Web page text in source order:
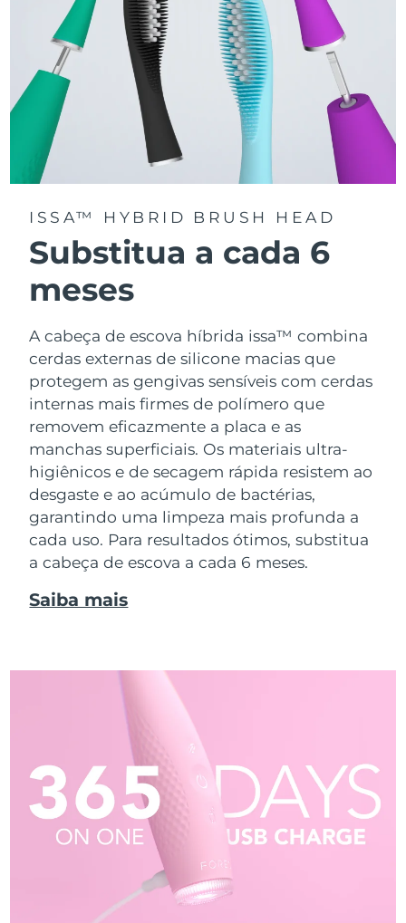
ISSA™ HYBRID BRUSH HEAD
Substitua a cada 6
meses
A cabeça de escova híbrida issa™ combina
cerdas externas de silicone macias que
protegem as gengivas sensíveis com cerdas
internas mais firmes de polímero que
removem eficazmente a placa e as
manchas superficiais. Os materiais ultra-
higiênicos e de secagem rápida resistem ao
desgaste e ao acúmulo de bactérias,
garantindo uma limpeza mais profunda a
cada uso. Para resultados ótimos, substitua
a cabeça de escova a cada 6 meses.
Saiba mais